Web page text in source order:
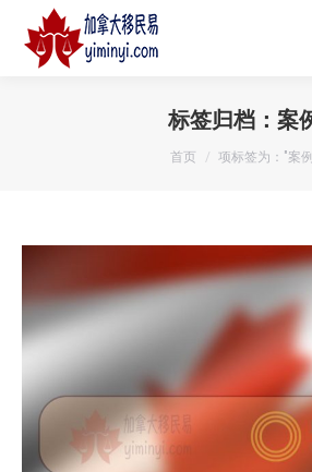
标签归档： 案
您在这里：
首页 项标签为："案